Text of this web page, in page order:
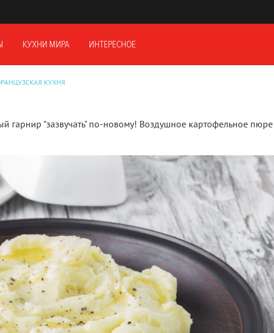
КУХНИ МИРА ИНТЕРЕСНОЕ
КУХНЯ
гарнир "зазвучать" по-новому! Воздушное картофельное пюре